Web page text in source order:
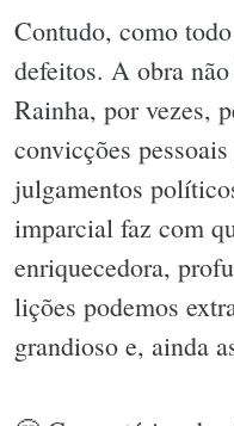
Contudo, como
defeitos. A obra
Rainha, por vezes,
convicções
julgamentos
imparcial faz com
enriquecedora,
lições podemos
grandioso e, ainda